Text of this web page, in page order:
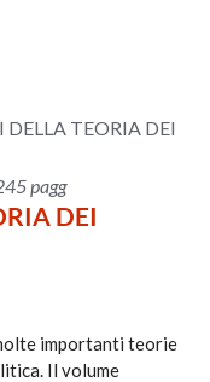
TEORIA DEI
pagg
DEI
importanti teorie
Il volume